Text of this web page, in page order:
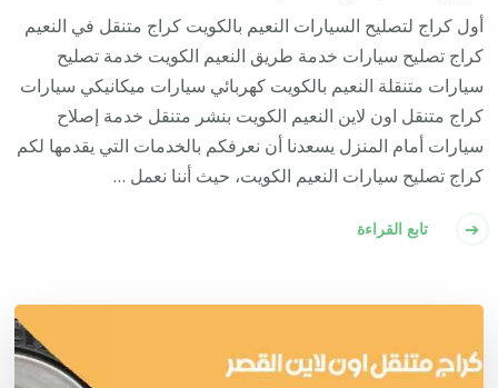
أول كراج لتصليح السيارات النعيم بالكويت كراج متنقل في النعيم
كراج تصليح سيارات خدمة طريق النعيم الكويت خدمة تصليح
سيارات متنقلة النعيم بالكويت كهربائي سيارات ميكانيكي سيارات
كراج متنقل اون لاين النعيم الكويت بنشر متنقل خدمة إصلاح
سيارات أمام المنزل يسعدنا أن نعرفكم بالخدمات التي يقدمها لكم
كراج تصليح سيارات النعيم الكويت، حيث أننا نعمل …
تابع القراءة